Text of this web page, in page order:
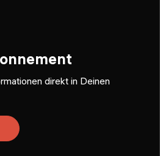
direkt in Deinen